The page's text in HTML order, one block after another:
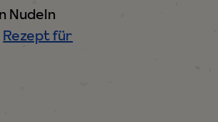
Nudeln
Rezept für